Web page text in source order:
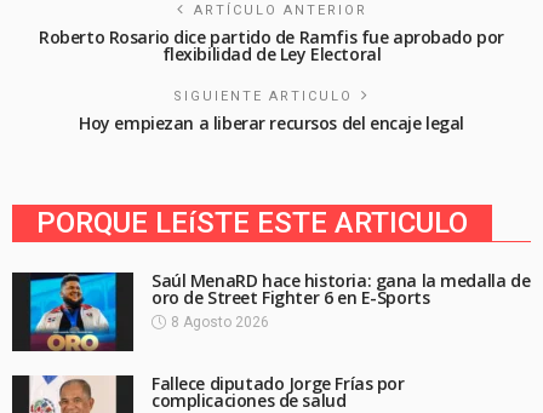
ARTÍCULO ANTERIOR
Roberto Rosario dice partido de Ramfis fue aprobado por
flexibilidad de Ley Electoral
SIGUIENTE ARTICULO
Hoy empiezan a liberar recursos del encaje legal
PORQUE LEíSTE ESTE ARTICULO
Saúl MenaRD hace historia: gana la medalla de
oro de Street Fighter 6 en E-Sports
8 Agosto 2026
Fallece diputado Jorge Frías por
complicaciones de salud